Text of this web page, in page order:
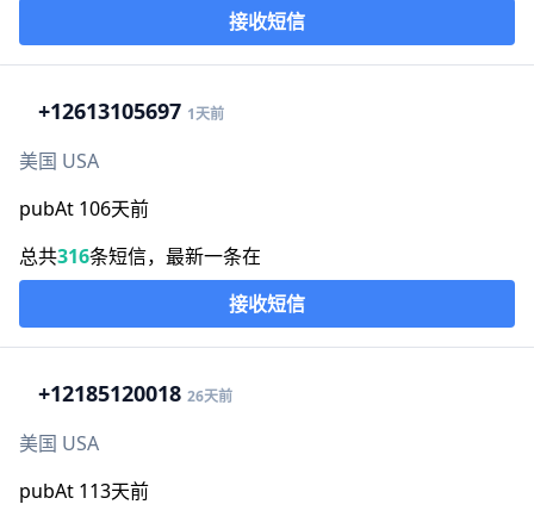
接收短信
+12613105697 1天前
美国 USA
pubAt 106天前
总共316条短信，最新一条在
接收短信
+12185120018 26天前
美国 USA
pubAt 113天前